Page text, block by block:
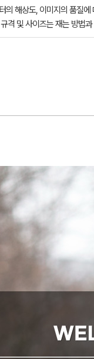
의 해상도, 이미지의 품질
격 및 사이즈는 재는 방법